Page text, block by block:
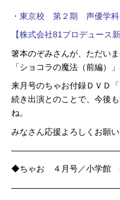
・東京校 第２期 声優学
【株式会社81プロデュース
箸本のぞみさんが、ただい
「ショコラの魔法（前編）
来月号のちゃお付録ＤＶＤ
続き出演とのことで、今後
ね。
みなさん応援よろしくお願い
◆ちゃお ４月号／小学館